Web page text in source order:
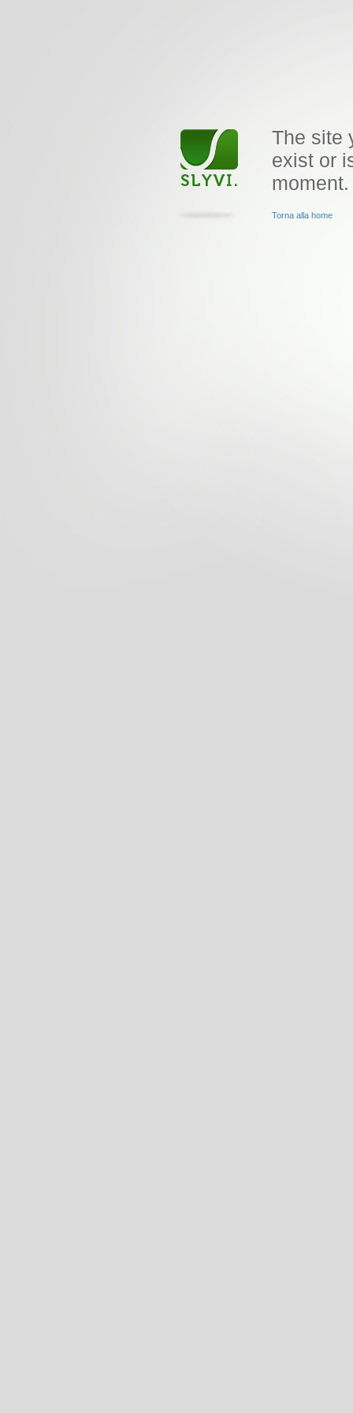
The site
exist or
moment.
Torna alla home